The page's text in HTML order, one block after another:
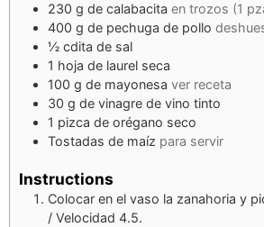
230 g de calabacita en trozos (1
400 g de pechuga de pollo
½ cdita de sal
1 hoja de laurel seca
100 g de mayonesa ver receta
30 g de vinagre de vino tinto
1 pizca de orégano seco
Tostadas de maíz para servir
Instructions
Colocar en el vaso la zanahoria y
/ Velocidad 4.5.